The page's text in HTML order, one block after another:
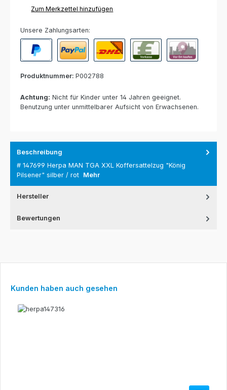
Zum Merkzettel hinzufügen
Unsere Zahlungsarten:
Produktnummer: P002788
Achtung: Nicht für Kinder unter 14 Jahren geeignet.
Benutzung unter unmittelbarer Aufsicht von Erwachsenen.
Beschreibung
# 147699 Herpa MAN TGA XXL Koffersattelzug "König
Pilsener" silber / rot Mehr
Hersteller
Bewertungen
Produktgalerie überspringen
Kunden haben auch gesehen